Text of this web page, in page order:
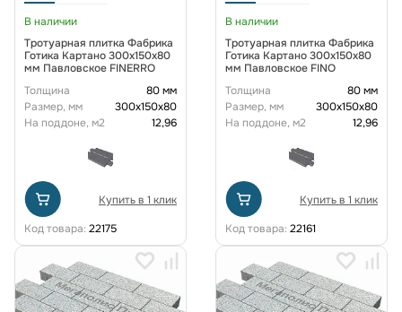
В наличии
Тротуарная плитка Фабрика
Готика Картано 300х150х80
мм Павловское FINERRO
Толщина
80 мм
Размер, мм
300х150х80
На поддоне, м2
12,96
Купить в 1 клик
Код товара: 22175
В наличии
Тротуарная плитка Фабрика
Готика Картано 300х150х80
мм Павловское FINO
Толщина
80 мм
Размер, мм
300х150х80
На поддоне, м2
12,96
Купить в 1 клик
Код товара: 22161